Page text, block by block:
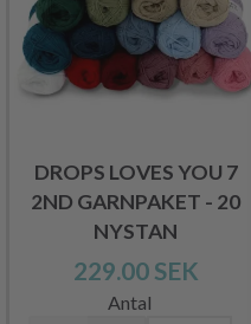
DROPS LOVES YOU 7
2ND GARNPAKET - 20
NYSTAN
229.00 SEK
Antal